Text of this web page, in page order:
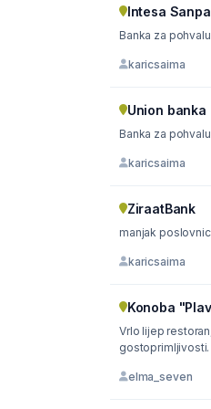
Intesa
Banka za
karicsaima
Union banka
Banka za
karicsaima
ZiraatBank
manjak
karicsaima
Konoba
Vrlo lijep
gostoprimljivosti.
elma_seven